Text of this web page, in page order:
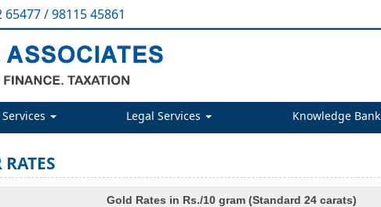
65477 / 98115 45861
Services Legal Services Knowledge Bank
Gold Rates in Rs./10 gram (Standard 24 carats)